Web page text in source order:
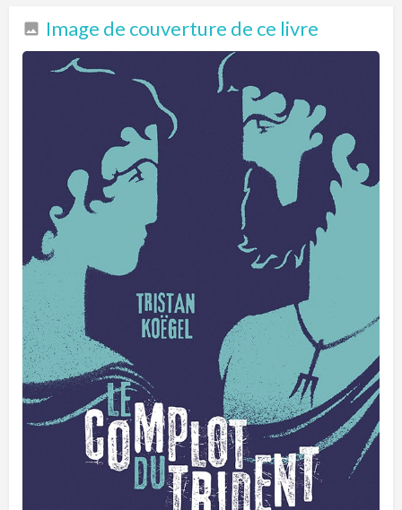
Image de couverture de ce livre